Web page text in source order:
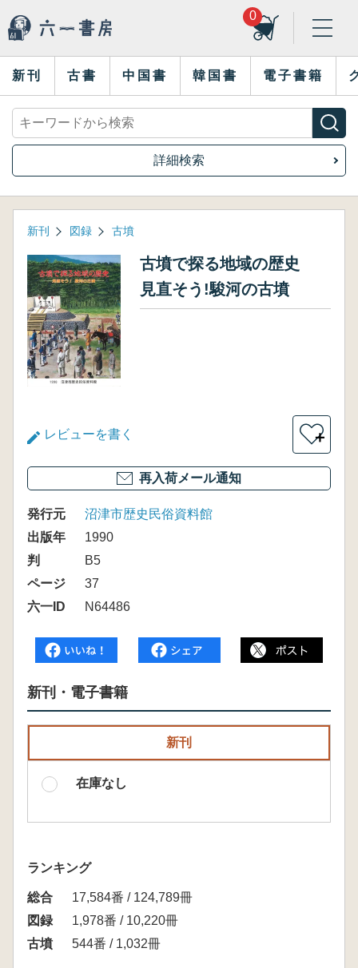
0
新刊 古書 中国書 韓国書 電子書籍
詳細検索
新刊 図録 古墳
古墳で探る地域の歴史
見直そう!駿河の古墳
レビューを書く ＋
再入荷メール通知
発行元
沼津市歴史民俗資料館
出版年
1990
判
B5
ページ
37
六一ID
N64486
新刊・電子書籍
新刊
在庫なし
ランキング
総合
17,584番 / 124,789冊
図録
1,978番 / 10,220冊
古墳
544番 / 1,032冊